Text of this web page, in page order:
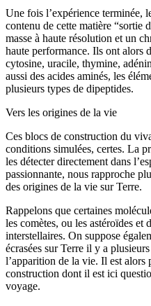
Une fois l’expérience terminée,
contenu de cette matière “sortie
masse à haute résolution et un
haute performance. Ils ont alors
cytosine, uracile, thymine,
aussi des acides aminés, les
plusieurs types de dipeptides.
Vers les origines de la vie
Ces blocs de construction du
conditions simulées, certes. La
les détecter directement dans
passionnante, nous rapproche
des origines de la vie sur Terre.
Rappelons que certaines
les comètes, ou les astéroïdes et
interstellaires. On suppose
écrasées sur Terre il y a
l’apparition de la vie. Il est alors
construction dont il est ici
voyage.